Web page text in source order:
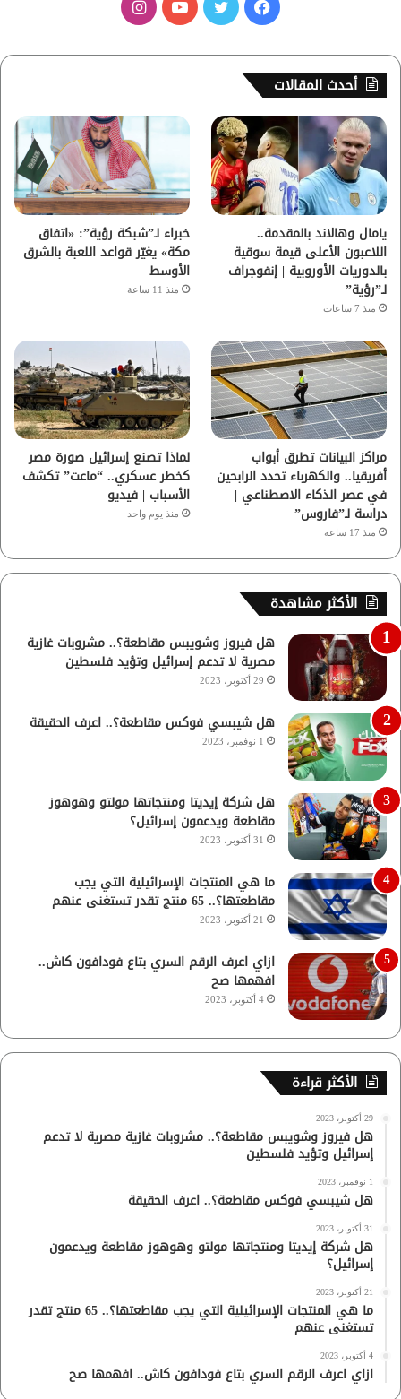
س
ب
و
ك
ي
ب
ت
ق
ر
ا
م
أحدث المقالات
يامال وهالاند بالمقدمة..
اللاعبون الأعلى قيمة سوقية
بالدوريات الأوروبية | إنفوجراف
لـ”رؤية”
منذ 7 ساعات
خبراء لـ”شبكة رؤية”: «اتفاق
مكة» يغيّر قواعد اللعبة بالشرق
الأوسط
منذ 11 ساعة
مراكز البيانات تطرق أبواب
أفريقيا.. والكهرباء تحدد الرابحين
في عصر الذكاء الاصطناعي |
دراسة لـ”فاروس”
منذ 17 ساعة
لماذا تصنع إسرائيل صورة مصر
كخطر عسكري.. “ماعت” تكشف
الأسباب | فيديو
منذ يوم واحد
الأكثر مشاهدة
هل فيروز وشويبس مقاطعة؟.. مشروبات غازية
مصرية لا تدعم إسرائيل وتؤيد فلسطين
29 أكتوبر، 2023
هل شيبسي فوكس مقاطعة؟.. اعرف الحقيقة
1 نوفمبر، 2023
هل شركة إيديتا ومنتجاتها مولتو وهوهوز
مقاطعة ويدعمون إسرائيل؟
31 أكتوبر، 2023
ما هي المنتجات الإسرائيلية التي يجب
مقاطعتها؟.. 65 منتج تقدر تستغنى عنهم
21 أكتوبر، 2023
ازاي اعرف الرقم السري بتاع فودافون كاش..
افهمها صح
4 أكتوبر، 2023
الأكثر قراءة
29 أكتوبر، 2023
هل فيروز وشويبس مقاطعة؟.. مشروبات غازية مصرية لا تدعم
إسرائيل وتؤيد فلسطين
1 نوفمبر، 2023
هل شيبسي فوكس مقاطعة؟.. اعرف الحقيقة
31 أكتوبر، 2023
هل شركة إيديتا ومنتجاتها مولتو وهوهوز مقاطعة ويدعمون
إسرائيل؟
21 أكتوبر، 2023
ما هي المنتجات الإسرائيلية التي يجب مقاطعتها؟.. 65 منتج تقدر
تستغنى عنهم
4 أكتوبر، 2023
ازاي اعرف الرقم السري بتاع فودافون كاش.. افهمها صح